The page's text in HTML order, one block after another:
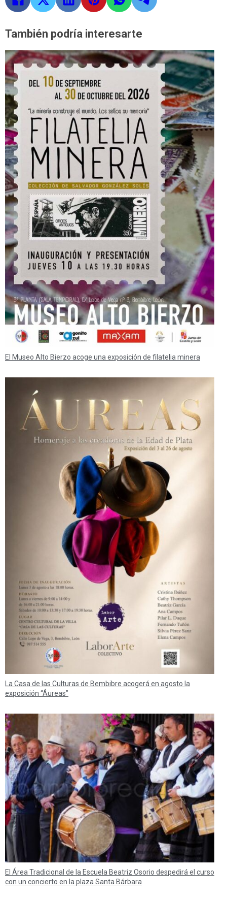
También podría interesarte
El Museo Alto Bierzo acoge una exposición de filatelia minera
La Casa de las Culturas de Bembibre acogerá en agosto la
exposición “Áureas”
El Área Tradicional de la Escuela Beatriz Osorio despedirá el curso
con un concierto en la plaza Santa Bárbara